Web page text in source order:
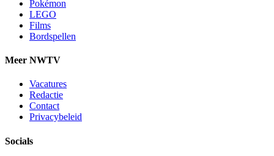
Pokémon
LEGO
Films
Bordspellen
Meer NWTV
Vacatures
Redactie
Contact
Privacybeleid
Socials